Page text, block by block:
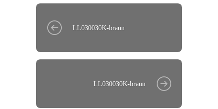
LL030030K-braun
LL030030K-braun